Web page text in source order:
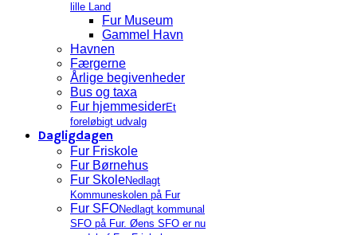
lille Land
Fur Museum
Gammel Havn
Havnen
Færgerne
Årlige begivenheder
Bus og taxa
Fur hjemmesiderEt
foreløbigt udvalg
Dagligdagen
Fur Friskole
Fur Børnehus
Fur SkoleNedlagt
Kommuneskolen på Fur
Fur SFONedlagt kommunal
SFO på Fur. Øens SFO er nu